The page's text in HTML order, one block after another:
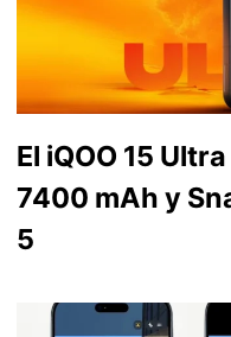
El iQOO 15
7400 mAh y
5